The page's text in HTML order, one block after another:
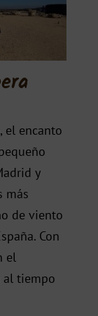
el encanto
y
más
de viento
Con
el
al tiempo